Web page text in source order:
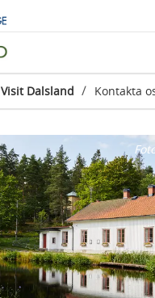
Visit Dalsland / Kontakta